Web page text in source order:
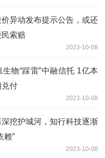
异动发布提示公告，或还
索赔
2023-10-08
物“踩雷”中融信托 1亿本
付
2023-10-08
挖护城河，知行科技逐渐
赖”
2023-10-08